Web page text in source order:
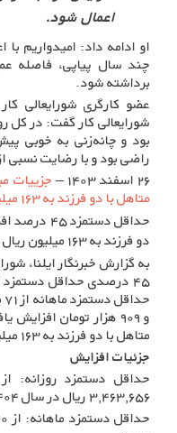
اعمال شود.
او ادامه داد: امیدواریم با
چند سال پیاپی، فاصله
برداشته شود.
عضو کارگری
شورایعالی کار گفت: در
بود و چانه‌زنی به خوبی
راضی بود و با رضایت نسبی
۲۶ اسفند ۱۴۰۳ –
جزییات
متاهل با دو فرزند به ۱۶۳ میلیون ریال رسید
حداقل
دو فرزند به ۱۶۳ میلیون ریال رسید.
به گزارش خبرنگار ایلنا،
۴۵ درصدی حداقل
و ۹۰۹ هزار تومان
متاهل با دو فرزند به ۱۶۳ میلیون و ۵۱۱ هزار تومان رسید.
جزئیات افزایش
۳,۴۶۳,۶۵۶ ریال در سال ۱۴۰۴ افزایش یافت.